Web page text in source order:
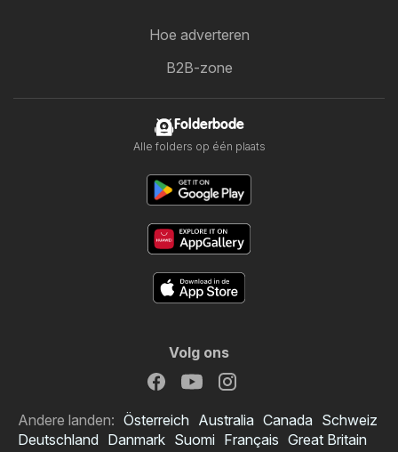
Hoe adverteren
B2B-zone
Folderbode
Alle folders op één plaats
Volg ons
Andere landen: Österreich Australia Canada Schweiz
Deutschland Danmark Suomi Français Great Britain